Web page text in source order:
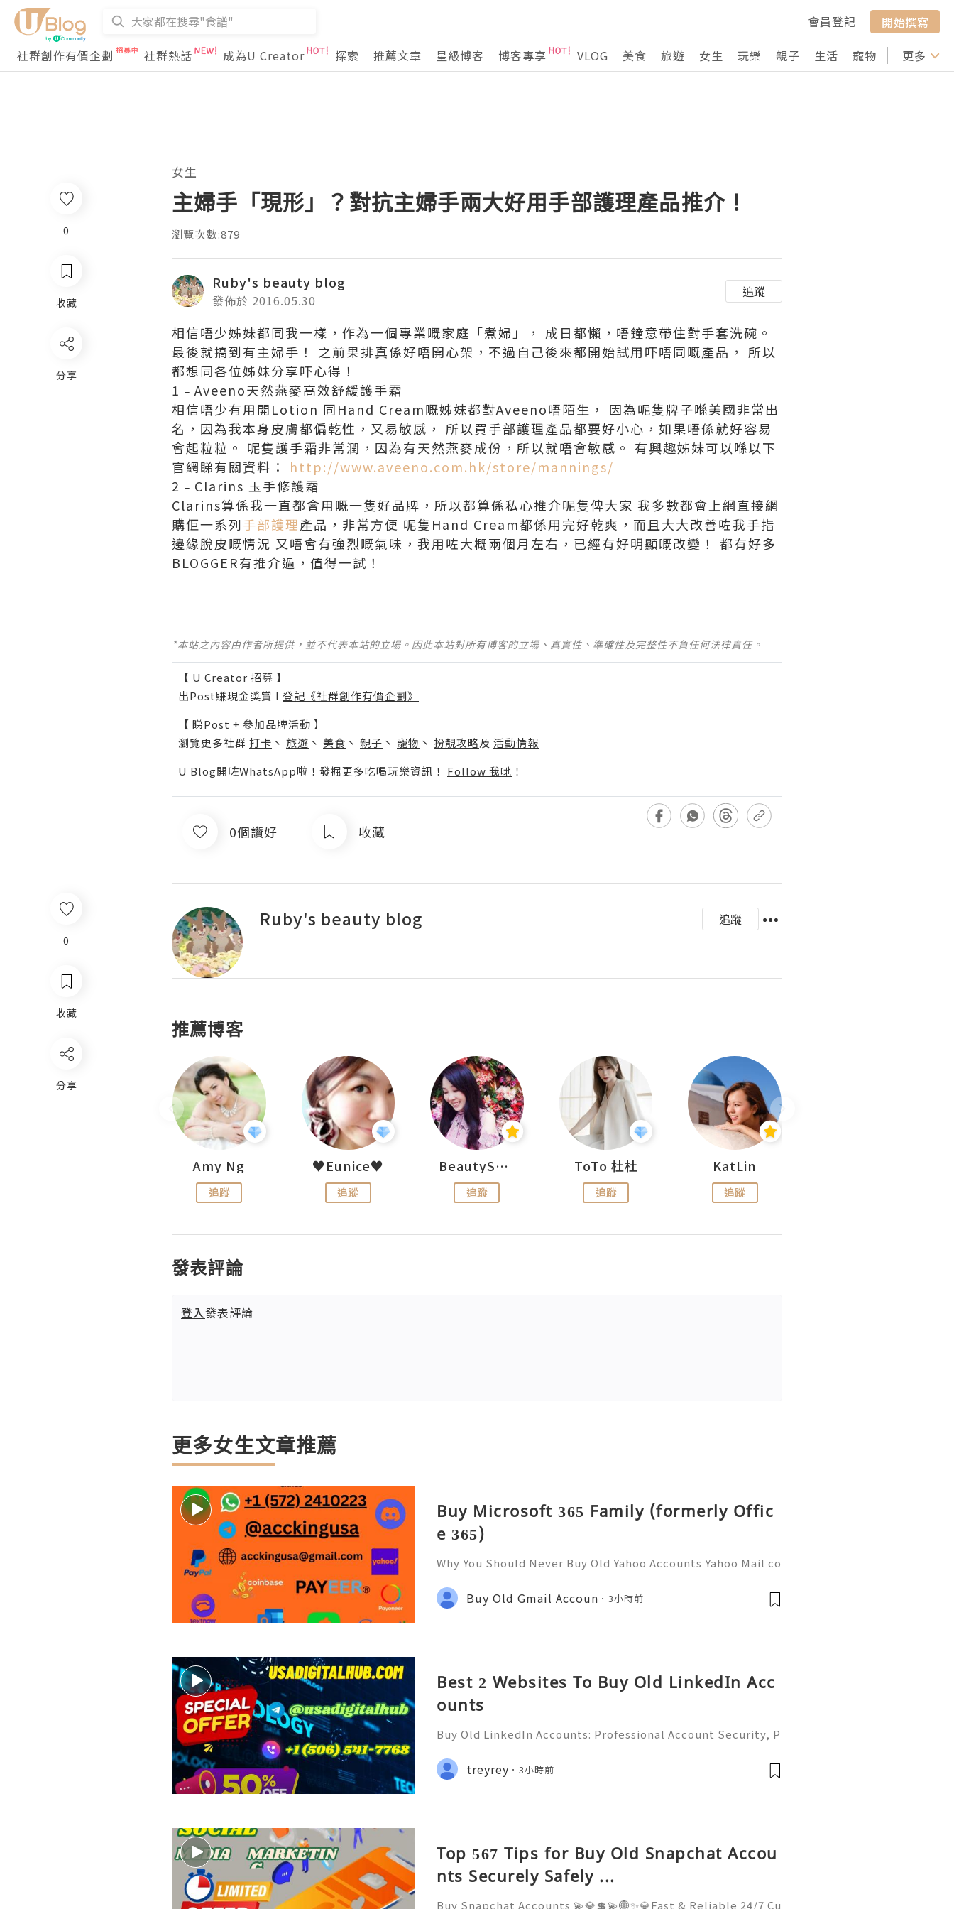
會員登記
開始撰寫
社群創作有價企劃
社群熱話 成為U Creator 探索 推薦文章 星級博客 博客專享 VLOG 美食 旅遊 女生 玩樂 親子 生活 寵物 行山 打卡
更多
0
收藏
分享
女生
主婦手「現形」？對抗主婦手兩大好用手部護理產品推介！
瀏覽次數:879
Ruby's beauty blog
發佈於 2016.05.30
追蹤
相信唔少姊妹都同我一樣，作為一個專業嘅家庭「煮婦」， 成日都懶，唔鐘意帶住對手套洗碗。
最後就搞到有主婦手！ 之前果排真係好唔開心架，不過自己後來都開始試用吓唔同嘅產品， 所以
都想同各位姊妹分享吓心得！
1﹣Aveeno天然燕麥高效舒緩護手霜
相信唔少有用開Lotion 同Hand Cream嘅姊妹都對Aveeno唔陌生， 因為呢隻牌子喺美國非常出
名，因為我本身皮膚都偏乾性，又易敏感， 所以買手部護理產品都要好小心，如果唔係就好容易
會起粒粒。 呢隻護手霜非常潤，因為有天然燕麥成份，所以就唔會敏感。 有興趣姊妹可以喺以下
官網睇有關資料： http://www.aveeno.com.hk/store/mannings/
2﹣Clarins 玉手修護霜
Clarins算係我一直都會用嘅一隻好品牌，所以都算係私心推介呢隻俾大家 我多數都會上網直接網
購佢一系列手部護理產品，非常方便 呢隻Hand Cream都係用完好乾爽，而且大大改善咗我手指
邊緣脫皮嘅情況 又唔會有強烈嘅氣味，我用咗大概兩個月左右，已經有好明顯嘅改變！ 都有好多
BLOGGER有推介過，值得一試！
*本站之內容由作者所提供，並不代表本站的立場。因此本站對所有博客的立場、真實性、準確性及完整性不負任何法律責任。
【 U Creator 招募 】
出Post賺現金獎賞 l 登記《社群創作有價企劃》
【 睇Post + 參加品牌活動 】
瀏覽更多社群 打卡 丶 旅遊 丶 美食 丶 親子 丶 寵物 丶 扮靚攻略及 活動情報
U Blog開咗WhatsApp啦！發掘更多吃喝玩樂資訊！ Follow 我哋 ！
0個讚好 收藏
Ruby's beauty blog 追蹤
推薦博客
Amy Ng
追蹤
♥Eunice♥
追蹤
BeautySearch
追蹤
ToTo 杜杜
追蹤
KatLin
追蹤
發表評論
登入發表評論
更多女生文章推薦
Buy Microsoft 365 Family (formerly Offic
e 365)
Why You Should Never Buy Old Yahoo Accounts Yahoo Mail co
onal communication, business correspondence, and online a
ccount recovery. Because of
Buy Old Gmail Accoun 3小時前
Best 2 Websites To Buy Old LinkedIn Acc
ounts
Buy Old LinkedIn Accounts: Professional Account Security, P
ide 2026) 💫💎💲💫🌐✨💎Fast & Reliable 24/7 Customer Suppo
rt 💫💎💲💫🌐✨💎WhatsApp :+1 (506) 541-7
treyrey 3小時前
Top 567 Tips for Buy Old Snapchat Accou
nts Securely Safely ...
Buy Snapchat Accounts 💫💎💲💫🌐✨💎Fast & Reliable 24/7 Cu
0
收藏
分享